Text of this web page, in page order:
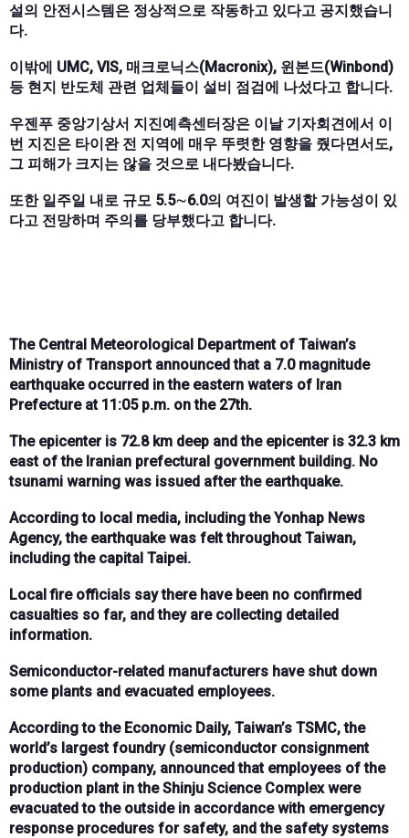
설의 안전시스템은 정상적으로 작동하고 있다고 공지했습니
다.
이밖에 UMC, VIS, 매크로닉스(Macronix), 윈본드(Winbond)
등 현지 반도체 관련 업체들이 설비 점검에 나섰다고 합니다.
우젠푸 중앙기상서 지진예측센터장은 이날 기자회견에서 이
번 지진은 타이완 전 지역에 매우 뚜렷한 영향을 줬다면서도,
그 피해가 크지는 않을 것으로 내다봤습니다.
또한 일주일 내로 규모 5.5∼6.0의 여진이 발생할 가능성이 있
다고 전망하며 주의를 당부했다고 합니다.
The Central Meteorological Department of Taiwan’s
Ministry of Transport announced that a 7.0 magnitude
earthquake occurred in the eastern waters of Iran
Prefecture at 11:05 p.m. on the 27th.
The epicenter is 72.8 km deep and the epicenter is 32.3 km
east of the Iranian prefectural government building. No
tsunami warning was issued after the earthquake.
According to local media, including the Yonhap News
Agency, the earthquake was felt throughout Taiwan,
including the capital Taipei.
Local fire officials say there have been no confirmed
casualties so far, and they are collecting detailed
information.
Semiconductor-related manufacturers have shut down
some plants and evacuated employees.
According to the Economic Daily, Taiwan’s TSMC, the
world’s largest foundry (semiconductor consignment
production) company, announced that employees of the
production plant in the Shinju Science Complex were
evacuated to the outside in accordance with emergency
response procedures for safety, and the safety systems